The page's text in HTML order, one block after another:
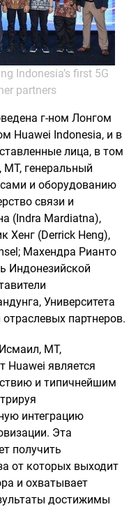
Indonesia’s first 5G
partners
г-ном Лонгом
Huawei Indonesia, и в
лица, в том
МТ, генеральный
и оборудованию
связи и
(Indra Mardiatna),
Хенг (Derrick Heng),
Махендра Рианто
Индонезийской
Университета
партнеров.
МТ,
Huawei является
и типичнейшим
интеграцию
Эта
получить
от которых выходит
и охватывает
достижимы